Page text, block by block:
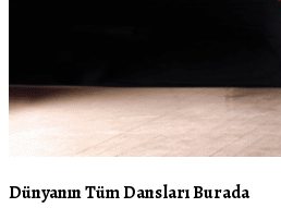
Dünyanın Tüm Dansları Burada